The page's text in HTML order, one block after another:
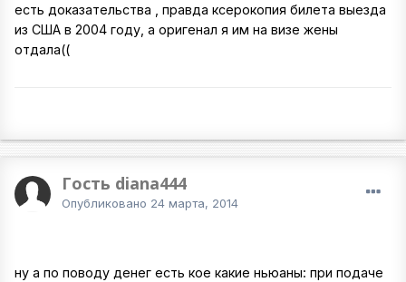
есть доказательства , правда ксерокопия билета выезда
из США в 2004 году, а оригенал я им на визе жены
отдала((
Гость diana444
Опубликовано 24 марта, 2014
ну а по поводу денег есть кое какие ньюаны: при подаче